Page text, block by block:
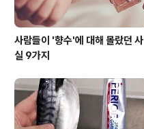
사람들이 '향수'에 대해 몰랐던 사
실 9가지